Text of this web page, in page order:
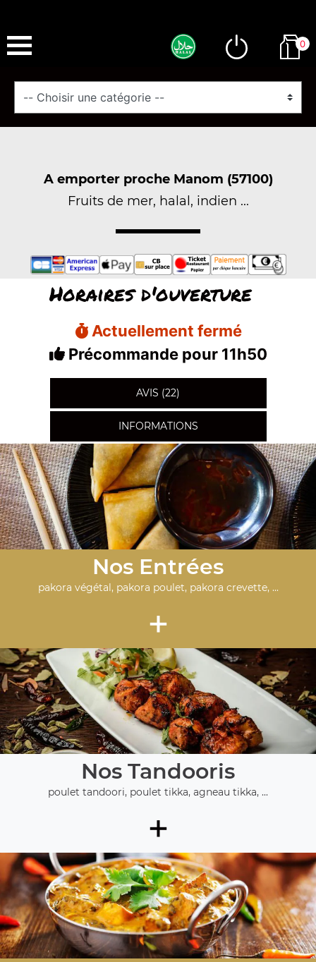
0
A emporter proche Manom (57100)
Fruits de mer, halal, indien ...
Horaires d'ouverture
Actuellement fermé
Précommande pour 11h50
AVIS (22)
INFORMATIONS
Nos Entrées
pakora végétal, pakora poulet, pakora crevette, ...
+
Nos Tandooris
poulet tandoori, poulet tikka, agneau tikka, ...
+